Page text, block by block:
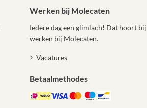
Werken bij Molecaten
Iedere dag een glimlach! Dat hoort bij
werken bij Molecaten.
Vacatures
Betaalmethodes